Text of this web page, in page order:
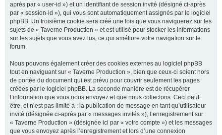
après par « user-id ») et un identifiant de session invité (désigné ci-après
par « session-id »), qui vous sont automatiquement assignés par le logiciel
phpBB. Un troisième cookie sera créé une fois que vous naviguerez sur les
sujets de « Taverne Production » et est utilisé pour stocker les informations
sur les sujets que vous avez lus, ce qui améliore votre navigation sur le
forum.
Nous pouvons également créer des cookies externes au logiciel phpBB
tout en naviguant sur « Taverne Production », bien que ceux-ci soient hors
de portée du document qui est prévu pour couvrir seulement les pages
créées par le logiciel phpBB. La seconde manière est de récupérer
l’information que vous nous envoyez et que nous collectons. Ceci peut
être, et n’est pas limité à : la publication de message en tant qu’utilisateur
invité (désignée ci-après par « messages invités »), l’enregistrement sur
« Taverne Production » (désignée ici par « votre compte ») et les messages
que vous envoyez après l’enregistrement et lors d’une connexion